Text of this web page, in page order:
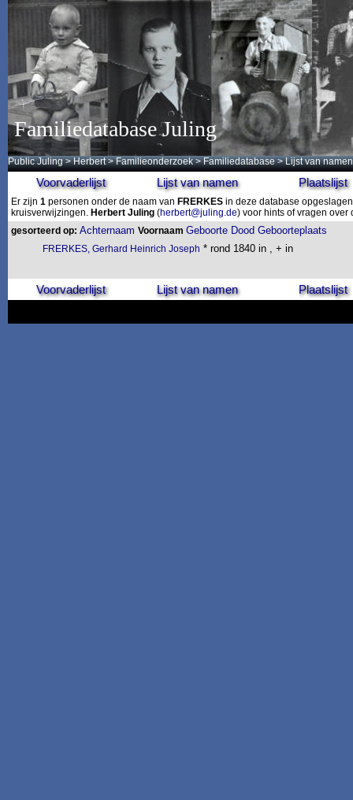
Familiedatabase Juling
Public Juling >Herbert >Familieonderzoek >Familiedatabase > Lijst van namen
Voorvaderlijst Lijst van namen Plaatslijst
Er zijn 1 personen onder de naam van FRERKES in deze database
kruisverwijzingen. Herbert Juling (herbert@juling.de) voor hints of vragen
gesorteerd op: Achternaam Voornaam Geboorte Dood Geboorteplaats
FRERKES, Gerhard Heinrich Joseph * rond 1840 in , + in
Voorvaderlijst Lijst van namen Plaatslijst